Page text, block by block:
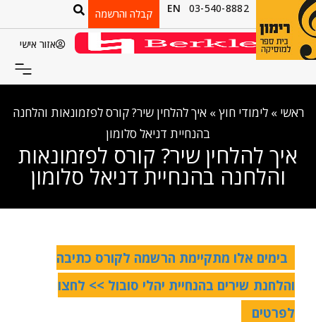
03-540-8882
EN קבלה והרשמה
אזור אישי
ראשי »לימודי חוץ»איך להלחין שיר? קורס לפזמונאות והלחנה
בהנחיית דניאל סלומון
איך להלחין שיר? קורס לפזמונאות
והלחנה בהנחיית דניאל סלומון
בימים אלו מתקיימת הרשמה לקורס כתיבה
והלחנת שירים בהנחיית יהלי סובול >> לחצו
לפרטים